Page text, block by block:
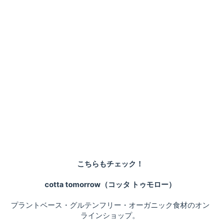
こちらもチェック！
cotta tomorrow（コッタ トゥモロー）
プラントベース・グルテンフリー・オーガニック食材のオン
ラインショップ。